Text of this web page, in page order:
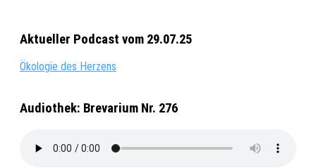
Aktueller Podcast vom 29.07.25
Ökologie des Herzens
Audiothek: Brevarium Nr. 276